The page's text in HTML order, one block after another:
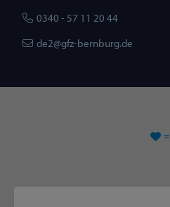
0340 - 57 11 20 44
de2@gfz-bernburg.de